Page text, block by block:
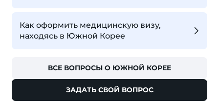
Как оформить медицинскую визу,
находясь в Южной Корее
ВСЕ ВОПРОСЫ О ЮЖНОЙ КОРЕЕ
ЗАДАТЬ СВОЙ ВОПРОС